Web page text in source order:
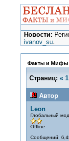
Новости:
ivanov_su.
Факты и Мифы
Страниц: « 1
Автор
Leon
Глобальный
Offline
Сообщений: